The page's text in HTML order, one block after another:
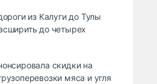
из Калуги до Тулы
до четырех
скидки на
мяса и угля